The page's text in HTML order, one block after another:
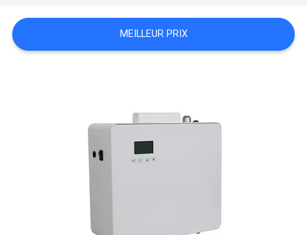
CONTACTEZ-
NOUS
DEMANDEZ
CITATION
MEILLEUR PRIX